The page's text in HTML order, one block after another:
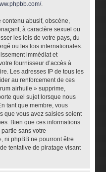
.
contenu abusif, obscène,
à caractère sexuel ou
les lois de votre pays, du
ou les lois internationales.
immédiat et
fournisseur d’accès à
Les adresses IP de tous les
au renforcement de ces
airhuile » supprime,
quel sujet lorsque nous
tant que membre, vous
que vous avez saisies soient
Bien que ces informations
sans votre
ni phpBB ne pourront être
tentative de piratage visant